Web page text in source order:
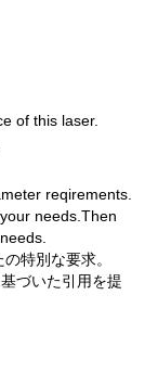
of this laser.
reqirements.
needs.Then
特別な要求。
づいた引用を提